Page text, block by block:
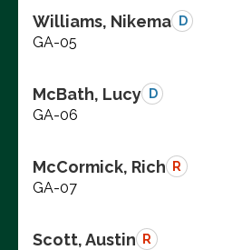
Williams, Nikema D
GA-05
McBath, Lucy D
GA-06
McCormick, Rich R
GA-07
Scott, Austin R